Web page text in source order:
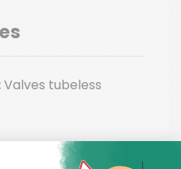
Valves tubeless